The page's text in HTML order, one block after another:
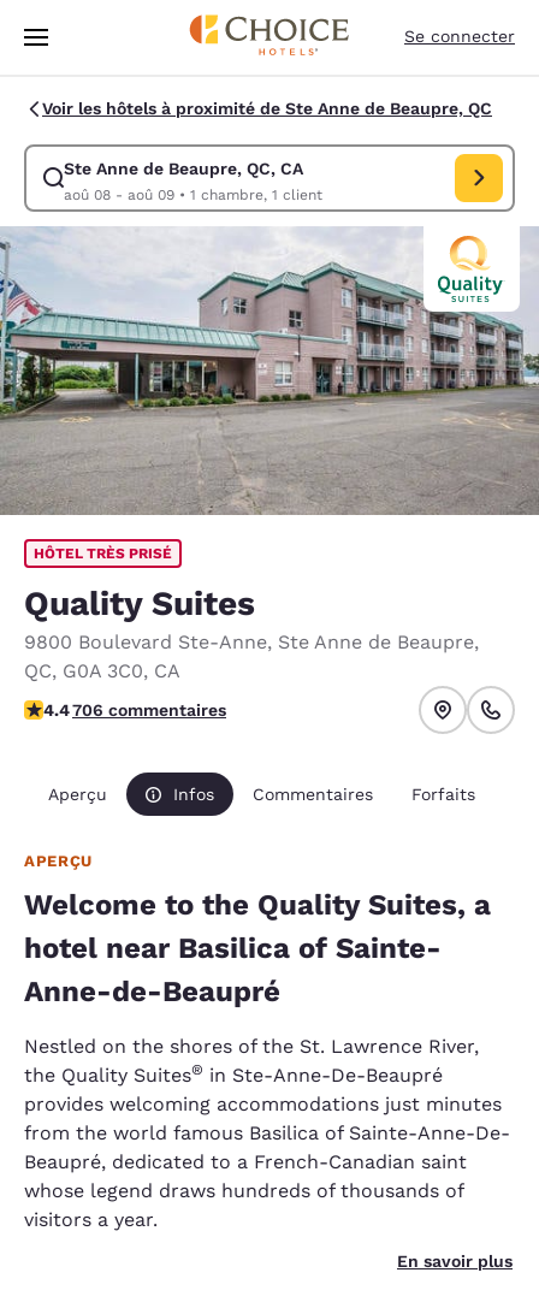
Sauter à Contenu Principal
Se connecter
Voir les hôtels à proximité de Ste Anne de Beaupre, QC
Ste Anne de Beaupre, QC, CA
aoû 08 - aoû 09• 1 chambre, 1 client
Modifier la recherche pour Ste Anne de Beaupre, QC, CA. Date
HÔTEL TRÈS PRISÉ
Quality Suites
9800 Boulevard Ste-Anne, Ste Anne de Beaupre,
QC, G0A 3C0, CA
4.37 étoiles. Excellent.
4.4706 commentaires
Aperçu Infos Commentaires Forfaits
APERÇU
Welcome to the Quality Suites, a
hotel near Basilica of Sainte-
Anne-de-Beaupré
Nestled on the shores of the St. Lawrence River,
the Quality Suites® in Ste-Anne-De-Beaupré
provides welcoming accommodations just minutes
from the world famous Basilica of Sainte-Anne-De-
Beaupré, dedicated to a French-Canadian saint
whose legend draws hundreds of thousands of
visitors a year.
En savoir plus